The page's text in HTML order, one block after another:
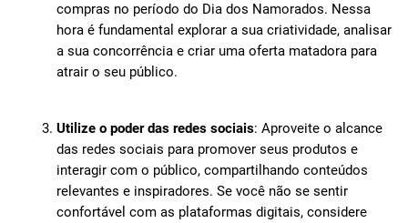
compras no período do Dia dos Namorados. Nessa
hora é fundamental explorar a sua criatividade, analisar
a sua concorrência e criar uma oferta matadora para
atrair o seu público.
Utilize o poder das redes sociais: Aproveite o alcance
das redes sociais para promover seus produtos e
interagir com o público, compartilhando conteúdos
relevantes e inspiradores. Se você não se sentir
confortável com as plataformas digitais, considere